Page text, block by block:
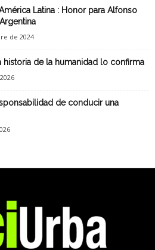
Latina : Honor para Alfonso
de 2024
historia de la humanidad lo confirma
de conducir una